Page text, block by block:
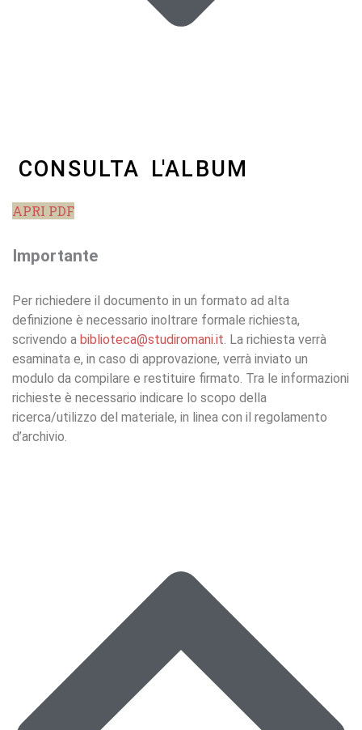
CONSULTA L'ALBUM
APRI PDF
Importante
Per richiedere il documento in un formato ad alta
definizione è necessario inoltrare formale richiesta,
scrivendo a biblioteca@studiromani.it . La richiesta verrà
esaminata e, in caso di approvazione, verrà inviato un
modulo da compilare e restituire firmato. Tra le informazioni
richieste è necessario indicare lo scopo della
ricerca/utilizzo del materiale, in linea con il regolamento
d’archivio.